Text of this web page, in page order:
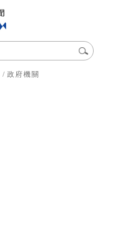
/ 政府機關